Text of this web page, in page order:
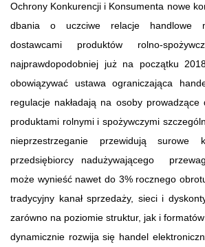
Ochrony Konkurencji i Konsumenta nowe
dbania o uczciwe relacje handlowe
dostawcami produktów rolno-
najprawdopodobniej już na początku
obowiązywać ustawa ograniczająca
regulacje nakładają na osoby prowadzące
produktami rolnymi i spożywczymi
nieprzestrzeganie przewidują surowe
przedsiębiorcy nadużywającego
może wynieść nawet do 3% rocznego
tradycyjny kanał sprzedaży, sieci i
zarówno na poziomie struktur, jak i
dynamicznie rozwija się handel